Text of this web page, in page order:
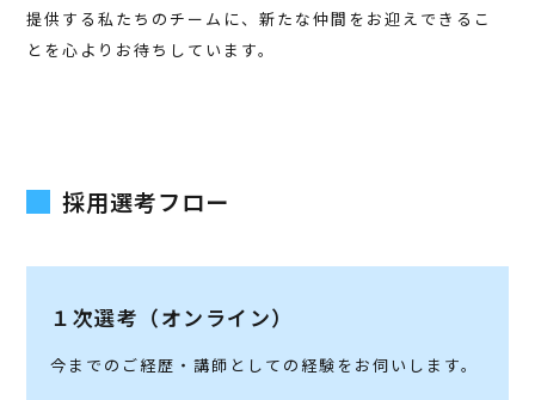
提供する私たちのチームに、新たな仲間をお迎えできるこ
とを心よりお待ちしています。
採用選考フロー
１次選考 （オンライン）
今までのご経歴・講師としての経験をお伺いします。